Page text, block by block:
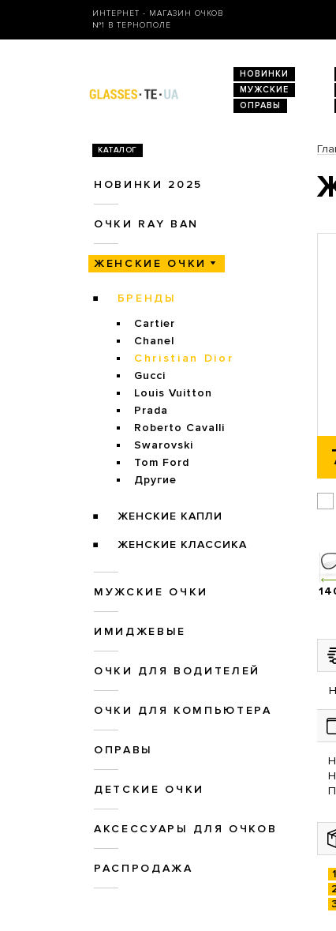
ИНТЕРНЕТ - МАГАЗИН ОЧКОВ
№1 В ТЕРНОПОЛЕ
НОВИНКИ
МУЖСКИЕ
ОПРАВЫ
КАТАЛОГ
НОВИНКИ 2025
ОЧКИ RAY BAN
ЖЕНСКИЕ ОЧКИ
БРЕНДЫ
Cartier
Chanel
Christian Dior
Gucci
Louis Vuitton
Prada
Roberto Cavalli
Swarovski
Tom Ford
Другие
ЖЕНСКИЕ КАПЛИ
ЖЕНСКИЕ КЛАССИКА
МУЖСКИЕ ОЧКИ
ИМИДЖЕВЫЕ
ОЧКИ ДЛЯ ВОДИТЕЛЕЙ
ОЧКИ ДЛЯ КОМПЬЮТЕРА
ОПРАВЫ
ДЕТСКИЕ ОЧКИ
АКСЕССУАРЫ ДЛЯ ОЧКОВ
РАСПРОДАЖА